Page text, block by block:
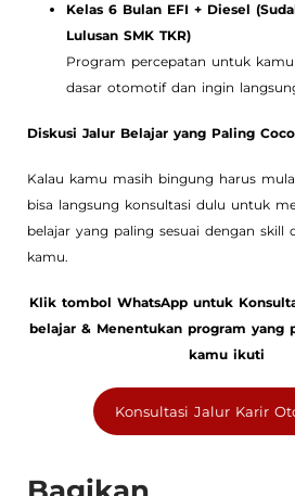
Kelas 6 Bulan EFI + Diesel
Lulusan SMK TKR)
Program percepatan untuk
dasar otomotif dan ingin
Diskusi Jalur Belajar yang Paling
Kalau kamu masih bingung harus
bisa langsung konsultasi dulu untuk
belajar yang paling sesuai dengan skill
kamu.
Klik tombol WhatsApp untuk
belajar & Menentukan program yang
kamu ikuti
Konsultasi Jalur Karir